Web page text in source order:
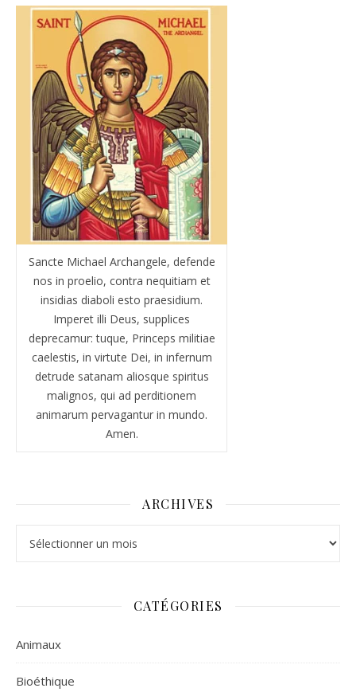
Sancte Michael Archangele, defende
nos in proelio, contra nequitiam et
insidias diaboli esto praesidium.
Imperet illi Deus, supplices
deprecamur: tuque, Princeps militiae
caelestis, in virtute Dei, in infernum
detrude satanam aliosque spiritus
malignos, qui ad perditionem
animarum pervagantur in mundo.
Amen.
ARCHIVES
CATÉGORIES
Animaux
Bioéthique